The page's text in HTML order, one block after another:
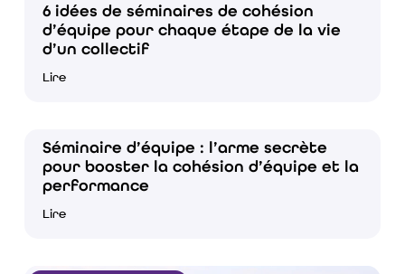
6 idées de séminaires de cohésion
d’équipe pour chaque étape de la vie
d’un collectif
Lire
Séminaire d’équipe : l’arme secrète
pour booster la cohésion d’équipe et la
performance
Lire